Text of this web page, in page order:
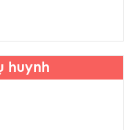
huynh